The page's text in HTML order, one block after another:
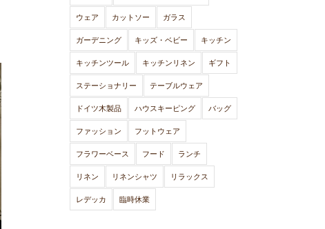
ウェア カットソー ガラス
ガーデニング キッズ・ベビー キッチン
キッチンツール キッチンリネン ギフト
ステーショナリー テーブルウェア
ドイツ木製品 ハウスキーピング バッグ
ファッション フットウェア
フラワーベース フード ランチ
リネン リネンシャツ リラックス
レデッカ 臨時休業